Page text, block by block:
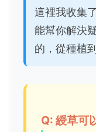
這裡我收集
能幫你解決
的，從種植
Q: 綬草可